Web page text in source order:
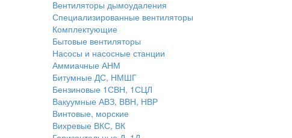
Вентиляторы дымоудаления
Специализированные вентиляторы
Комплектующие
Бытовые вентиляторы
Насосы и насосные станции
Аммиачные АНМ
Битумные ДС, НМШГ
Бензиновые 1СВН, 1СЦЛ
Вакуумные АВЗ, ВВН, НВР
Винтовые, морские
Вихревые ВКС, ВК